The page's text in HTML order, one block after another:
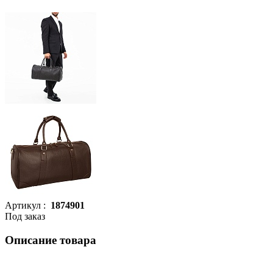
Артикул : 1874901
Под заказ
Описание товара